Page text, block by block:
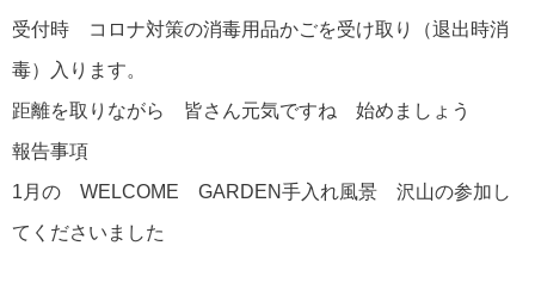
受付時 コロナ対策の消毒用品かごを受け取り（退出時消
毒）入ります。
距離を取りながら 皆さん元気ですね 始めましょう
報告事項
1月の WELCOME GARDEN手入れ風景 沢山の参加し
てくださいました